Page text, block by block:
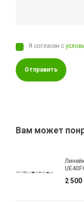
Я согласен с
Отправить
Вам может
2 500